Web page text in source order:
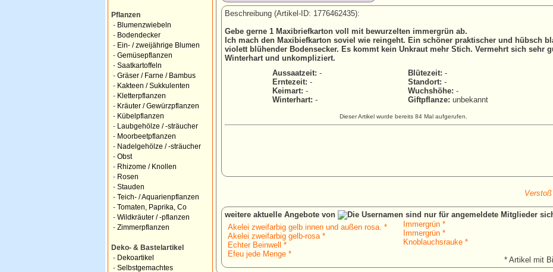
Pflanzen
- Blumenzwiebeln
- Bodendecker
- Ein- / zweijährige Blumen
- Gemüsepflanzen
- Saatkartoffeln
- Gräser / Farne / Bambus
- Kakteen / Sukkulenten
- Kletterpflanzen
- Kräuter / Gewürzpflanzen
- Kübelpflanzen
-
Laubgehölze / -sträucher
- Moorbeetpflanzen
- Nadelgehölze / -sträucher
- Obst
- Rhizome / Knollen
- Rosen
- Stauden
- Teich- / Aquarienpflanzen
- Tomaten, Paprika, Co
- Wildkräuter / -pflanzen
- Zimmerpflanzen
Deko- & Bastelartikel
- Dekoartikel
- Selbstgemachtes
Beschreibung (Artikel-ID: 1776462435):
Gebe gerne 1 Maxibriefkarton voll mit bewurzelten immergrün ab.
Ich mach den Maxibiefkarton soviel wie reingeht. Ein schöner praktischer und hübsch
violett blühender Bodensecker. Es kommt kein Unkraut mehr Stich. Vermehrt sich sehr
Winterhart und unkompliziert.
Aussaatzeit: - Blütezeit: -
Erntezeit: - Standort: -
Keimart: - Wuchshöhe: -
Winterhart: - Giftpflanze: unbekannt
Dieser Artikel wurde bereits 84 Mal aufgerufen.
weitere aktuelle Angebote von
Akelei zweifarbig gelb innen und außen rosa. *
Akelei zweifarbig gelb-rosa *
Echter Beinwell *
Efeu jede Menge *
Immergrün *
Immergrün *
Knoblauchsrauke *
* Artikel mit